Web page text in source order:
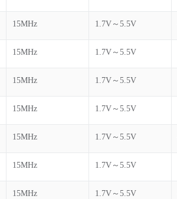
15MHz 1.7V～5.5V
15MHz 1.7V～5.5V
15MHz 1.7V～5.5V
15MHz 1.7V～5.5V
15MHz 1.7V～5.5V
15MHz 1.7V～5.5V
15MHz 1.7V～5.5V